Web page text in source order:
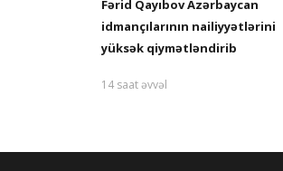
Fərid Qayıbov Azərbaycan
idmançılarının nailiyyətlərini
yüksək qiymətləndirib
14 saat əvvəl